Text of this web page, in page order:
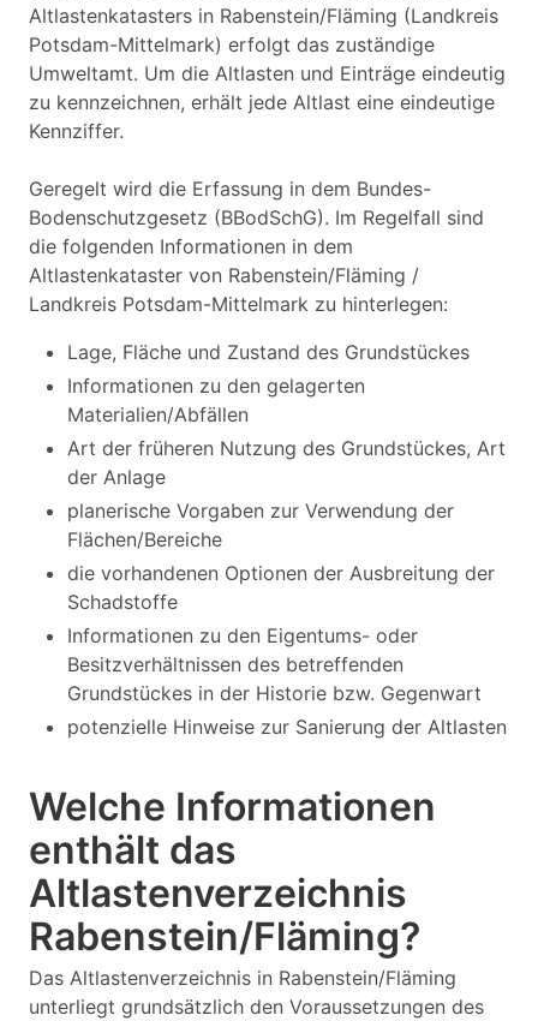
Altlastenkatasters in Rabenstein/Fläming (Landkreis
Potsdam-Mittelmark) erfolgt das zuständige
Umweltamt. Um die Altlasten und Einträge eindeutig
zu kennzeichnen, erhält jede Altlast eine eindeutige
Kennziffer.
Geregelt wird die Erfassung in dem Bundes-
Bodenschutzgesetz (BBodSchG). Im Regelfall sind
die folgenden Informationen in dem
Altlastenkataster von Rabenstein/Fläming /
Landkreis Potsdam-Mittelmark zu hinterlegen:
Lage, Fläche und Zustand des Grundstückes
Informationen zu den gelagerten
Materialien/Abfällen
Art der früheren Nutzung des Grundstückes, Art
der Anlage
planerische Vorgaben zur Verwendung der
Flächen/Bereiche
die vorhandenen Optionen der Ausbreitung der
Schadstoffe
Informationen zu den Eigentums- oder
Besitzverhältnissen des betreffenden
Grundstückes in der Historie bzw. Gegenwart
potenzielle Hinweise zur Sanierung der Altlasten
Welche Informationen
enthält das
Altlastenverzeichnis
Rabenstein/Fläming?
Das Altlastenverzeichnis in Rabenstein/Fläming
unterliegt grundsätzlich den Voraussetzungen des